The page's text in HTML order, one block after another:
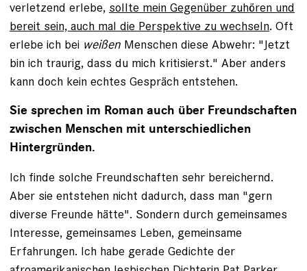
verletzend erlebe, sollte mein Gegenüber zuhören und
bereit sein, auch mal die Perspektive zu wechseln. Oft
erlebe ich bei weißen Menschen diese Abwehr: "Jetzt
bin ich traurig, dass du mich kritisierst." Aber anders
kann doch kein echtes Gespräch entstehen.
Sie sprechen im Roman auch über Freundschaften
zwischen Menschen mit unterschiedlichen
Hintergründen.
Ich finde solche Freundschaften sehr bereichernd.
Aber sie entstehen nicht dadurch, dass man "gern
diverse Freunde hätte". Sondern durch gemeinsames
Interesse, gemeinsames Leben, gemeinsame
Erfahrungen. Ich habe gerade Gedichte der